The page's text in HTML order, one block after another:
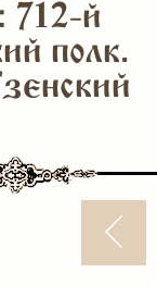
712-й
полк.